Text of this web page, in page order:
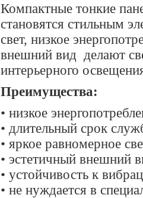
Компактные тонкие
становятся стильным
свет, низкое
внешний вид делают
интерьерного
Преимущества:
• низкое
• длительный срок
• яркое равномерное
• эстетичный внешний
• устойчивость к
• не нуждается в